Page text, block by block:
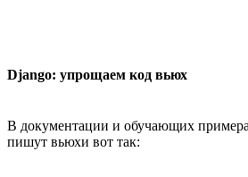
Django: упрощаем код вьюх
В документации и обучающих
пишут вьюхи вот так: